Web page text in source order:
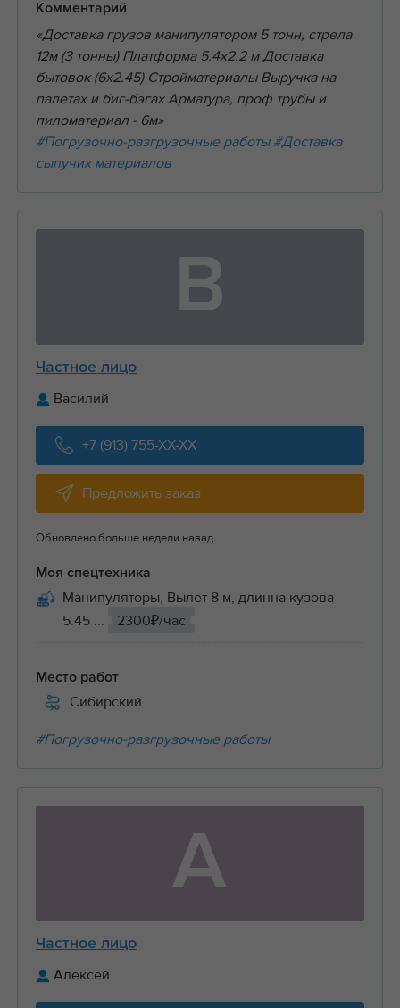
Комментарий
«Доставка грузов манипулятором 5 тонн, стрела
12м (3 тонны) Платформа 5.4х2.2 м Доставка
бытовок (6х2.45) Стройматериалы Выручка на
палетах и биг-бэгах Арматура, проф трубы и
пиломатериал - 6м»
#Погрузочно-разгрузочные работы #Доставка
сыпучих материалов
В
Частное лицо
Василий
+7 (913) 755-XX-XX
Предложить заказ
Обновлено больше недели назад
Моя спецтехника
Манипуляторы, Вылет 8 м, длинна кузова
5.45 ...
2300₽/час
Место работ
Сибирский
#Погрузочно-разгрузочные работы
А
Частное лицо
Алексей